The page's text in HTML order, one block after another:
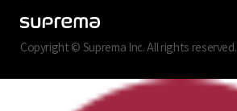
Copyright © Suprema Inc. All rights reserved.